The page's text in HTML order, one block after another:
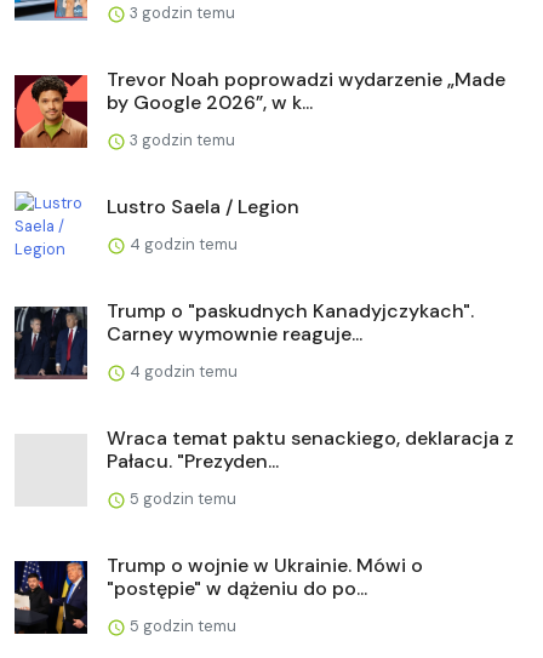
3 godzin temu
Trevor Noah poprowadzi wydarzenie „Made
by Google 2026”, w k...
3 godzin temu
Lustro Saela / Legion
4 godzin temu
Trump o "paskudnych Kanadyjczykach".
Carney wymownie reaguje...
4 godzin temu
Wraca temat paktu senackiego, deklaracja z
Pałacu. "Prezyden...
5 godzin temu
Trump o wojnie w Ukrainie. Mówi o
"postępie" w dążeniu do po...
5 godzin temu